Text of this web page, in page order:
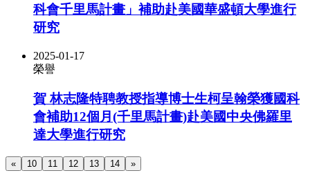
科會千里馬計畫」補助赴美國華盛頓大學進行
研究
2025-01-17
榮譽
賀 林志隆特聘教授指導博士生柯呈翰榮獲國科
會補助12個月(千里馬計畫)赴美國中央佛羅里
達大學進行研究
« 10 11 12 13 14 »